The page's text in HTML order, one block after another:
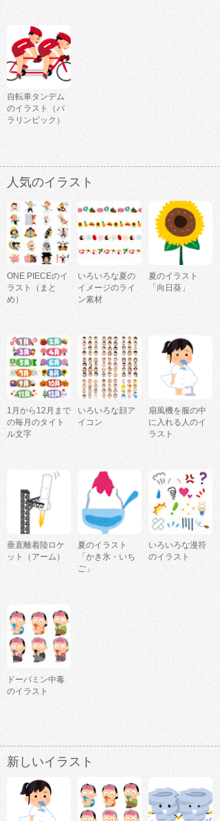
自転車タンデム
のイラスト（パ
ラリンピック）
人気のイラスト
ONE PIECEのイ
ラスト（まと
め）
いろいろな夏の
イメージのライ
ン素材
夏のイラスト
「向日葵」
1月から12月まで
の毎月のタイト
ル文字
いろいろな顔ア
イコン
扇風機を服の中
に入れる人のイ
ラスト
垂直離着陸ロケ
ット（アーム）
夏のイラスト
「かき氷・いち
ご」
いろいろな漫符
のイラスト
ドーパミン中毒
のイラスト
新しいイラスト